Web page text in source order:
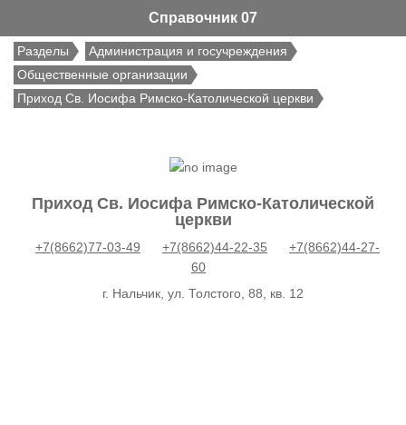
Справочник 07
Разделы
Администрация и госучреждения
Общественные организации
Приход Св. Иосифа Римско-Католической церкви
Приход Св. Иосифа Римско-Католической
церкви
+7(8662)77-03-49 +7(8662)44-22-35
+7(8662)44-27-
60
г. Нальчик, ул. Толстого, 88, кв. 12